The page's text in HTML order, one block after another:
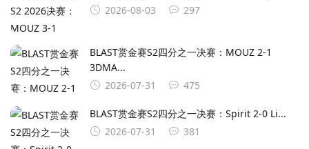
2026-08-03
297
BLAST赏金赛S2四分之一决赛：MOUZ 2-1
3DMA...
2026-07-31
475
BLAST赏金赛S2四分之一决赛：Spirit 2-0 Li...
2026-07-31
381